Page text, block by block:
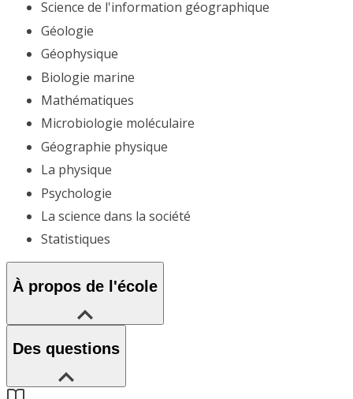
Science de l'information géographique
Géologie
Géophysique
Biologie marine
Mathématiques
Microbiologie moléculaire
Géographie physique
La physique
Psychologie
La science dans la société
Statistiques
À propos de l'école
Des questions